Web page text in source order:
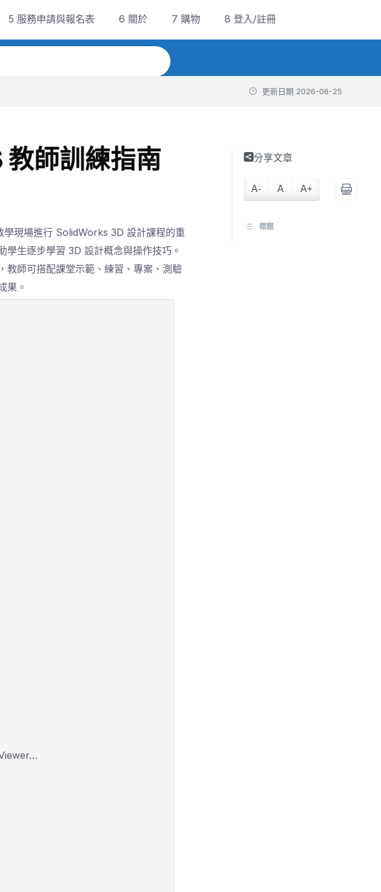
5 服務申請與報名表 6 關於 7 購物 8 登入/註冊
更新日期 2026-06-25
師訓練指南
現場進行 SolidWorks 3D 設計課程的重
學生逐步學習 3D 設計概念與操作技巧。
師可搭配課堂示範、練習、專案、測驗
果。
分享文章
A- A A+
標題